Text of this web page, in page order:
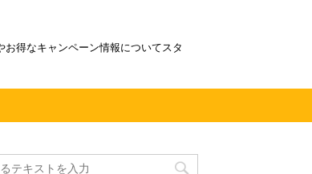
得なキャンペーン情報についてスタ